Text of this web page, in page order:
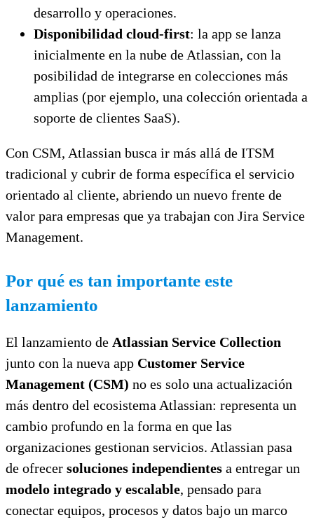
desarrollo y operaciones.
Disponibilidad cloud-first: la app se lanza
inicialmente en la nube de Atlassian, con la
posibilidad de integrarse en colecciones más
amplias (por ejemplo, una colección orientada a
soporte de clientes SaaS).
Con CSM, Atlassian busca ir más allá de ITSM
tradicional y cubrir de forma específica el servicio
orientado al cliente, abriendo un nuevo frente de
valor para empresas que ya trabajan con Jira Service
Management.
Por qué es tan importante este
lanzamiento
El lanzamiento de Atlassian Service Collection
junto con la nueva app Customer Service
Management (CSM) no es solo una actualización
más dentro del ecosistema Atlassian: representa un
cambio profundo en la forma en que las
organizaciones gestionan servicios. Atlassian pasa
de ofrecer soluciones independientes a entregar un
modelo integrado y escalable, pensado para
conectar equipos, procesos y datos bajo un marco